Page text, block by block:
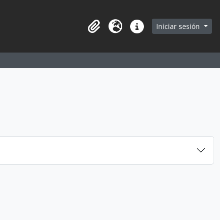
in browse page
Portapapeles
Idioma Enlaces rápidos
Iniciar sesión